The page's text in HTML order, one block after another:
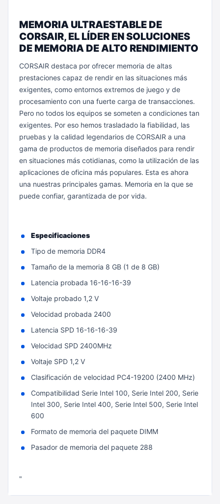
MEMORIA ULTRAESTABLE DE
CORSAIR, EL LÍDER EN SOLUCIONES
DE MEMORIA DE ALTO RENDIMIENTO
CORSAIR destaca por ofrecer memoria de altas
prestaciones capaz de rendir en las situaciones más
exigentes, como entornos extremos de juego y de
procesamiento con una fuerte carga de transacciones.
Pero no todos los equipos se someten a condiciones tan
exigentes. Por eso hemos trasladado la fiabilidad, las
pruebas y la calidad legendarios de CORSAIR a una
gama de productos de memoria diseñados para rendir
en situaciones más cotidianas, como la utilización de las
aplicaciones de oficina más populares. Esta es ahora
una nuestras principales gamas. Memoria en la que se
puede confiar, garantizada de por vida.
Especificaciones
Tipo de memoria DDR4
Tamaño de la memoria 8 GB (1 de 8 GB)
Latencia probada 16-16-16-39
Voltaje probado 1,2 V
Velocidad probada 2400
Latencia SPD 16-16-16-39
Velocidad SPD 2400MHz
Voltaje SPD 1,2 V
Clasificación de velocidad PC4-19200 (2400 MHz)
Compatibilidad Serie Intel 100, Serie Intel 200, Serie
Intel 300, Serie Intel 400, Serie Intel 500, Serie Intel
600
Formato de memoria del paquete DIMM
Pasador de memoria del paquete 288
"